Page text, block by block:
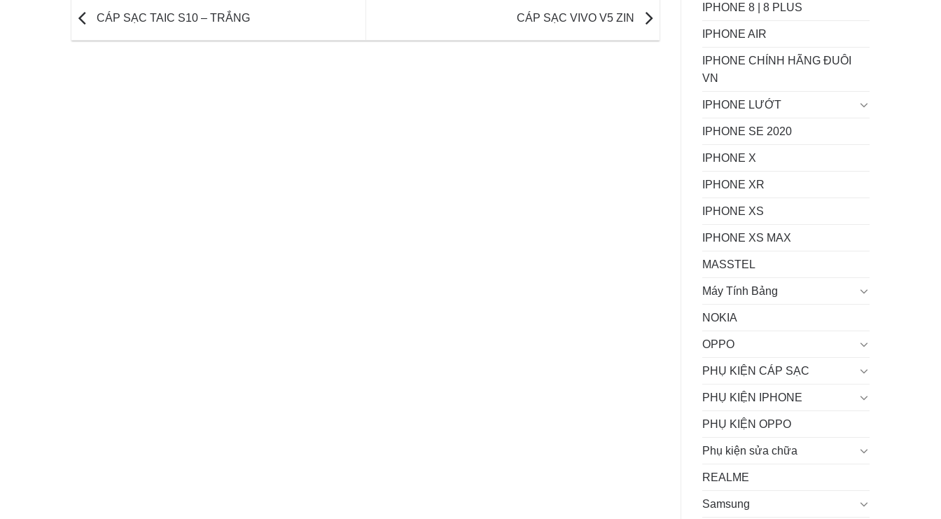
CÁP SẠC TAIC S10 – TRẮNG CÁP SẠC VIVO V5 ZIN
IPHONE 8 | 8 PLUS
IPHONE AIR
IPHONE CHÍNH HÃNG ĐUÔI
VN
IPHONE LƯỚT
IPHONE SE 2020
IPHONE X
IPHONE XR
IPHONE XS
IPHONE XS MAX
MASSTEL
Máy Tính Bảng
NOKIA
OPPO
PHỤ KIỆN CÁP SẠC
PHỤ KIỆN IPHONE
PHỤ KIỆN OPPO
Phụ kiện sửa chữa
REALME
Samsung